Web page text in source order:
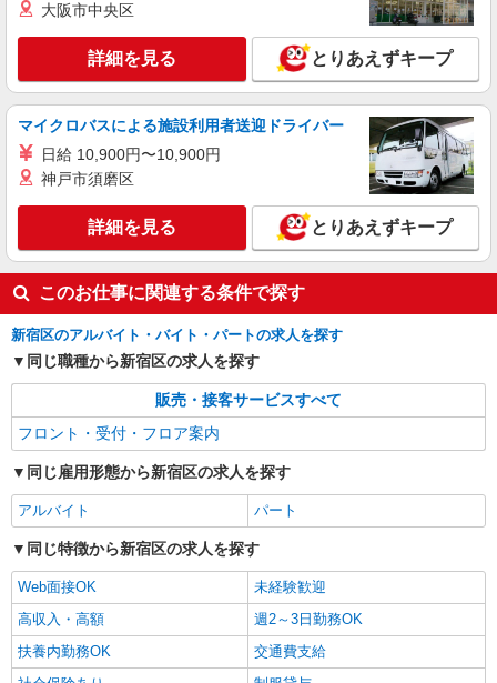
大阪市中央区
詳細を見る とりあえずキープ
マイクロバスによる施設利用者送迎ドライバー
日給 10,900円〜10,900円
神戸市須磨区
詳細を見る とりあえずキープ
このお仕事に関連する条件で探す
新宿区のアルバイト・バイト・パートの求人を探す
同じ職種から新宿区の求人を探す
販売・接客サービスすべて
フロント・受付・フロア案内
同じ雇用形態から新宿区の求人を探す
アルバイト パート
同じ特徴から新宿区の求人を探す
Web面接OK
未経験歓迎
高収入・高額
週2～3日勤務OK
扶養内勤務OK
交通費支給